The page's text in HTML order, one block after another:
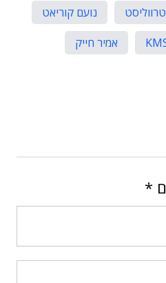
טרווליסט
נועם קוריאט
אמיר חייק
*